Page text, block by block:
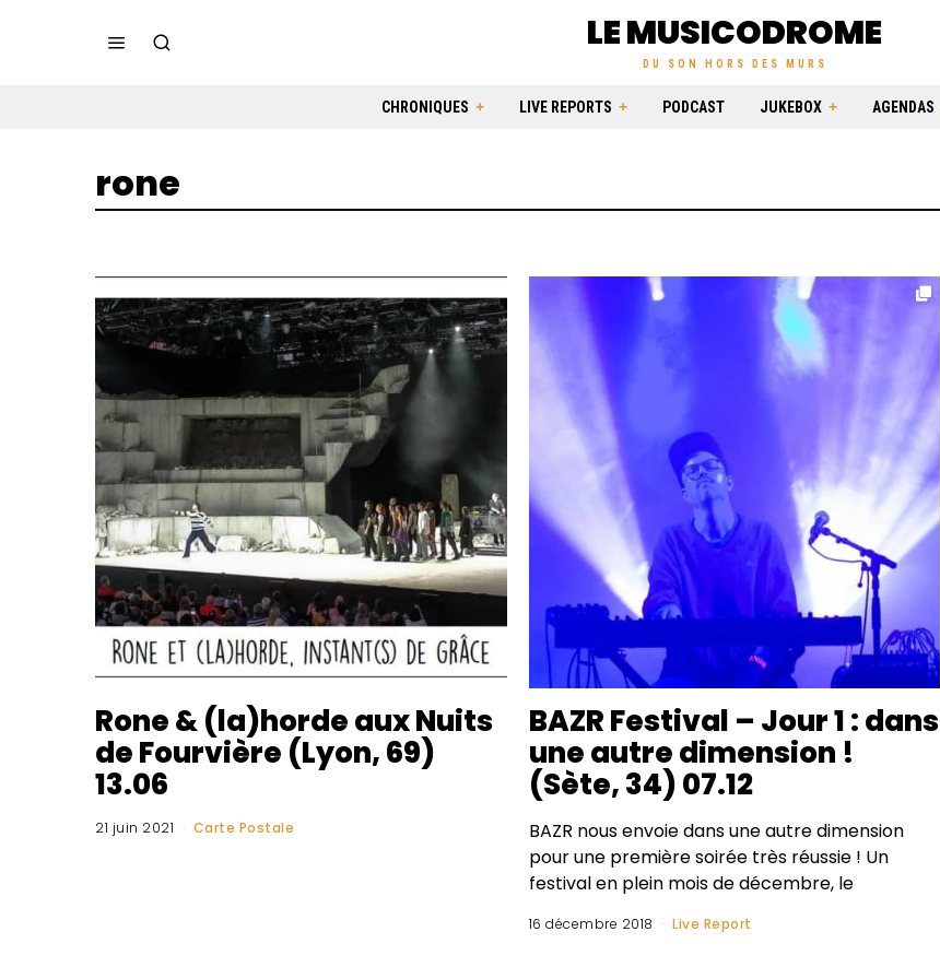
LE MUSICODROME
DU SON HORS DES MURS
CHRONIQUES LIVE REPORTS PODCAST JUKEBOX AGENDAS
rone
Rone & (la)horde aux Nuits
de Fourvière (Lyon, 69)
13.06
21 juin 2021 Carte Postale
BAZR Festival – Jour 1 : dans
une autre dimension !
(Sète, 34) 07.12
BAZR nous envoie dans une autre dimension
pour une première soirée très réussie ! Un
festival en plein mois de décembre, le
16 décembre 2018 Live Report